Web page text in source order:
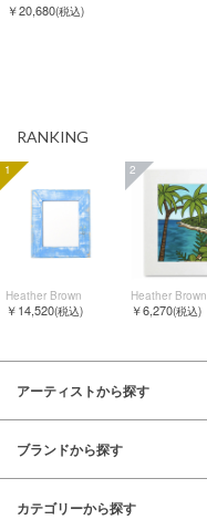
￥20,680(税込)
RANKING
1
Heather Brown
￥14,520(税込)
2
Heather Brown
￥6,270(税込)
アーティストから探す
ブランドから探す
カテゴリーから探す